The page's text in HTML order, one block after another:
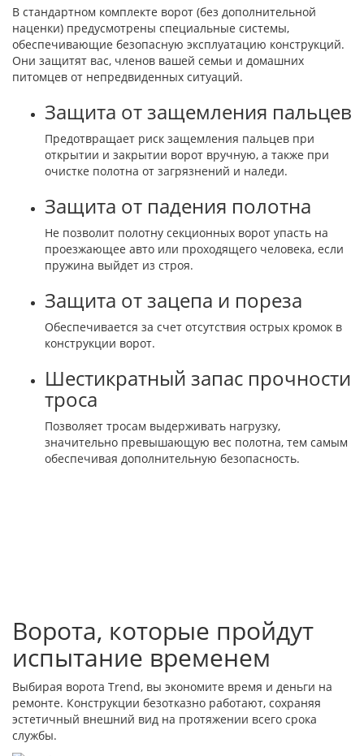
В стандартном комплекте ворот (без дополнительной
наценки) предусмотрены специальные системы,
обеспечивающие безопасную эксплуатацию конструкций.
Они защитят вас, членов вашей семьи и домашних
питомцев от непредвиденных ситуаций.
Защита от защемления пальцев
Предотвращает риск защемления пальцев при
открытии и закрытии ворот вручную, а также при
очистке полотна от загрязнений и наледи.
Защита от падения полотна
Не позволит полотну секционных ворот упасть на
проезжающее авто или проходящего человека, если
пружина выйдет из строя.
Защита от зацепа и пореза
Обеспечивается за счет отсутствия острых кромок в
конструкции ворот.
Шестикратный запас прочности
троса
Позволяет тросам выдерживать нагрузку,
значительно превышающую вес полотна, тем самым
обеспечивая дополнительную безопасность.
Ворота, которые пройдут
испытание временем
Выбирая ворота Trend, вы экономите время и деньги на
ремонте. Конструкции безотказно работают, сохраняя
эстетичный внешний вид на протяжении всего срока
службы.